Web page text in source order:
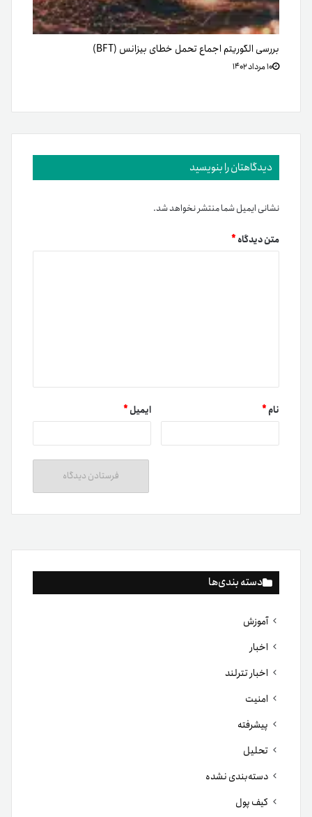
دسته بندی‌ها
آموزش
اخبار
اخبار تترلند
امنیت
پیشرفته
تحلیل
دسته‌بندی نشده
کیف پول
بررسی الگوریتم اجماع تحمل خطای بیزانس (BFT)
۱۰ مرداد ۱۴۰۲
دیدگاهتان را بنویسید
نشانی ایمیل شما منتشر نخواهد شد.
متن دیدگاه*
نام* ایمیل*